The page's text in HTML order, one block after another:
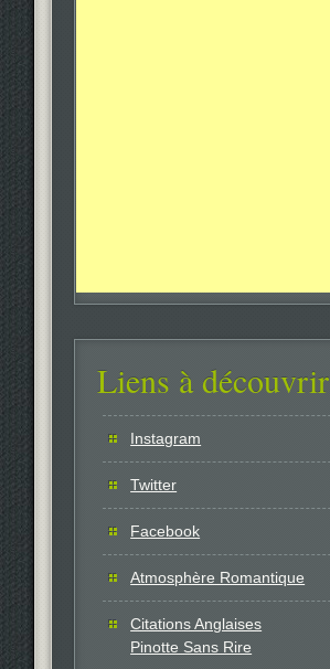
Liens à découvrir
Instagram
Twitter
Facebook
Atmosphère Romantique
Citations Anglaises
Pinotte Sans Rire